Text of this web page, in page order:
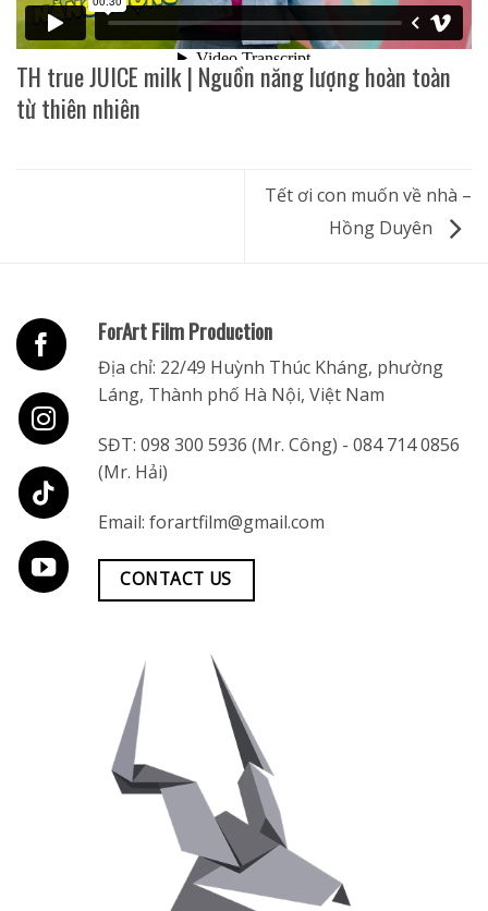
TH true JUICE milk | Nguồn năng lượng hoàn toàn
từ thiên nhiên
Tết ơi con muốn về nhà –
Hồng Duyên
ForArt Film Production
Địa chỉ: 22/49 Huỳnh Thúc Kháng, phường
Láng, Thành phố Hà Nội, Việt Nam
SĐT: 098 300 5936 (Mr. Công) - 084 714 0856
(Mr. Hải)
Email: forartfilm@gmail.com
CONTACT US